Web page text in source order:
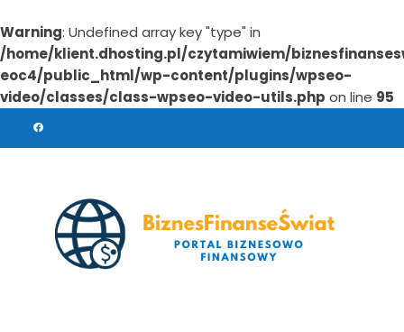
Warning: Undefined array key "type" in
/home/klient.dhosting.pl/czytamiwiem/
eoc4/public_html/wp-content/plugins/wpseo-
video/classes/class-wpseo-video-utils.php on line 95